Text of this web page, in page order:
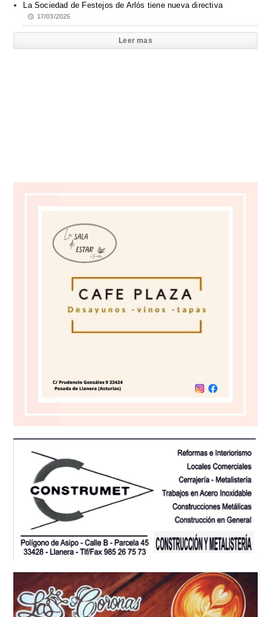
La Sociedad de Festejos de Arlós tiene nueva directiva
17/03/2025
Leer mas